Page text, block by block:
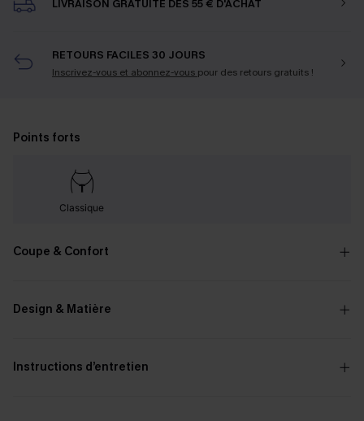
LIVRAISON GRATUITE DÈS 55 € D'ACHAT
RETOURS FACILES 30 JOURS
Inscrivez-vous et abonnez-vous pour des retours gratuits !
Points forts
Classique
Coupe & Confort
Design & Matière
Instructions d’entretien